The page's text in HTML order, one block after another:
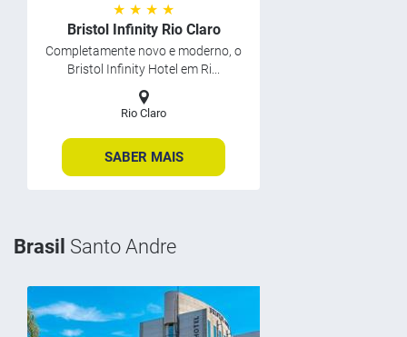
★ ★ ★ ★
Bristol Infinity Rio Claro
Completamente novo e moderno, o
Bristol Infinity Hotel em Ri...
Rio Claro
SABER MAIS
Brasil Santo Andre